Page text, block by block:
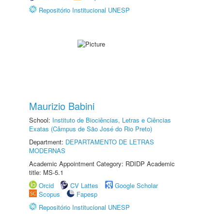
Repositório Institucional UNESP
Maurizio Babini
School: Instituto de Biociências, Letras e Ciências
Exatas (Câmpus de São José do Rio Preto)
Department: DEPARTAMENTO DE LETRAS
MODERNAS
Academic Appointment Category: RDIDP Academic
title: MS-5.1
Orcid
CV Lattes
Google Scholar
Scopus
Fapesp
Repositório Institucional UNESP